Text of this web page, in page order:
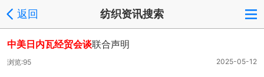
返回 纺织资讯搜索
中美日内瓦经贸会谈联合声明
2025-05-12
浏览:95